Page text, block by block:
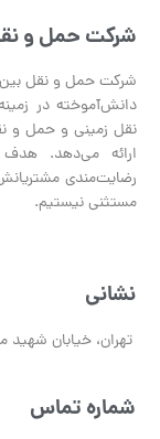
شرکت حمل‌ و
شرکت حمل‌ و‌ نقل بین‌
دانش‌آموخته در
نقل زمینی و حمل و
ارائه می‌دهد.
رضایت‌مندی
مستثنی نیستیم.
نشانی
تهران، خیابان شهید
شماره تماس